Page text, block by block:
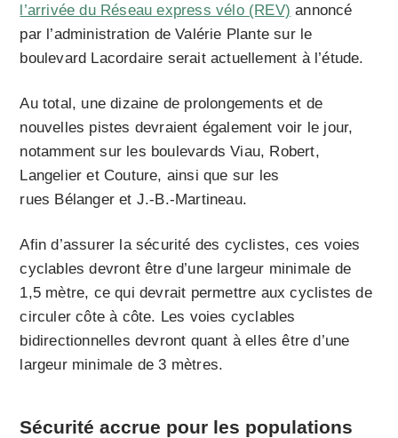
l’arrivée du Réseau express vélo (REV) annoncé
par l’administration de Valérie Plante sur le
boulevard Lacordaire serait actuellement à l’étude.
Au total, une dizaine de prolongements et de
nouvelles pistes devraient également voir le jour,
notamment sur les boulevards Viau, Robert,
Langelier et Couture, ainsi que sur les
rues Bélanger et J.-B.-Martineau.
Afin d’assurer la sécurité des cyclistes, ces voies
cyclables devront être d’une largeur minimale de
1,5 mètre, ce qui devrait permettre aux cyclistes de
circuler côte à côte. Les voies cyclables
bidirectionnelles devront quant à elles être d’une
largeur minimale de 3 mètres.
Sécurité accrue pour les populations